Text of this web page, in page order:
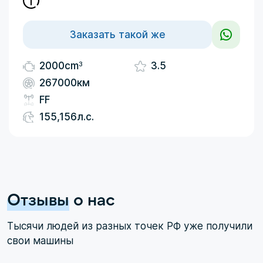
2000cm3
267000км
FF
155,156л.с.
3.5
Заказать такой же
Отзывы о нас
Тысячи людей из разных точек РФ уже получили
свои машины